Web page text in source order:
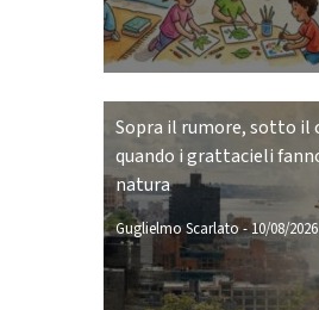
Sopra il rumore, sotto il
quando i grattacieli
natura
Guglielmo Scarlato-10/08/2026